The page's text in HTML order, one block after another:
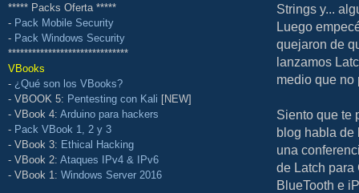
***** Packs Oferta *****
- Pack Mobile Security
- Pack Windows Security
******************************
VBooks
- ¿Qué son los VBooks?
- VBOOK 5: Pentesting con Kali [NEW]
- VBook 4: Arduino para hackers
- Pack VBook 1, 2 y 3
- VBook 3: Ethical Hacking
- VBook 2: Ataques IPv4 & IPv6
- VBook 1: Windows Server 2016
Strings y...
Luego
quejaron de
lanzamos
medio que no
Siento que te
blog habla de
una
de Latch para
BlueTooth e